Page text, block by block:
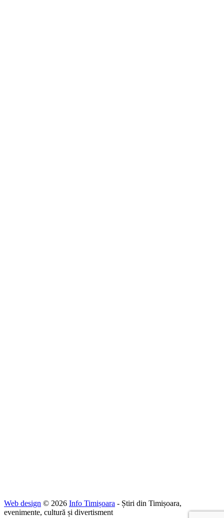
Web design © 2026 Info Timișoara - Știri din Timișoara,
evenimente, cultură și divertisment